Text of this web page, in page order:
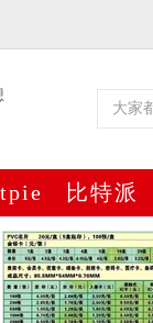
比特派
官网